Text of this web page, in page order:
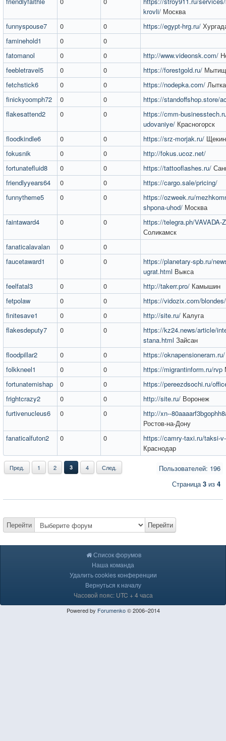
krovli/ Москва
funnyspouse7
0 0 https://egypt-hrg.ru/
faminehold1
0
0
fatomanol
0 0 http://www.videonsk.com/
feebletravel5
0 0 https://forestgold.ru/
fetchstick6
0 0 https://nodepka.com/
finickyoomph72
0 0
https://standoffshop.store/
flakesattend2
0 0
https://cmm-
udovaniye/ Красногорск
floodkindle6
0 0 https://srz-morjak.ru/
fokusnik
0 0
http://fokus.ucoz.net/
fortunatefluid8
0 0 https://tattooflashes.ru/
friendlyyears64
0 0
https://cargo.sale/pricing/
funnytheme5
0 0
https://ozweek.ru/
shpona-uhod/ Москва
faintaward4
0 0
https://telegra.ph/VAVADA-
Соликамск
fanaticalavalan
0
0
faucetaward1
0 0
https://planetary-spb.ru/
ugrat.html Выкса
feelfatal3
0 0 http://takerr.pro/ Камышин
fetpolaw
0 0
https://vidozix.com/blondes/
finitesave1
0 0 http://site.ru/ Калуга
flakesdeputy7
0 0
https://kz24.news/article/
stana.html Зайсан
floodpillar2
0 0 https://oknapensioneram.ru/
folkkneel1
0 0 https://migrantinform.ru/rvp
fortunatemishap
0 0
https://pereezdsochi.ru/
frightcrazy2
0 0 http://site.ru/ Воронеж
furtivenucleus6
0 0
http://xn--
Ростов-на-Дону
fanaticalfuton2
0 0
https://camry-taxi.ru/taksi-
Краснодар
Пользователей: 196
Пред. 1 2 3 4 След.
Страница3 из 4
Перейти Перейти
Список форумов
Наша команда
Удалить cookies конференции
Вернуться к началу
Часовой пояс: UTC + 4 часа
Powered by Forumenko© 2006–2014